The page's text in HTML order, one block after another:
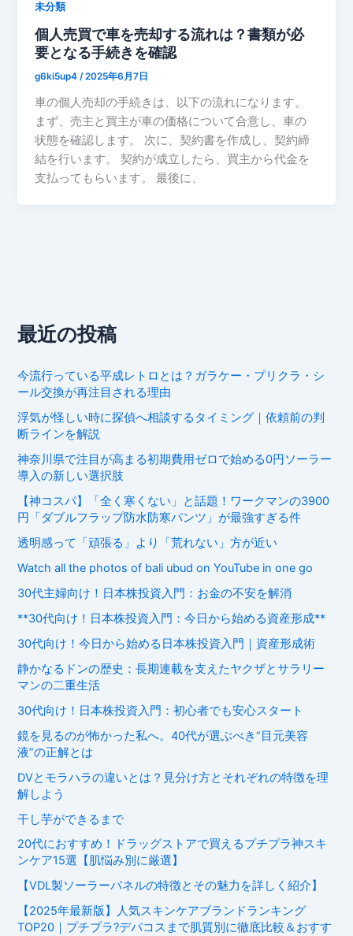
未分類
個人売買で車を売却する流れは？書類が必
要となる手続きを確認
g6ki5up4/2025年6月7日
車の個人売却の手続きは、以下の流れになります。
まず、売主と買主が車の価格について合意し、車の
状態を確認します。 次に、契約書を作成し、契約締
結を行います。 契約が成立したら、買主から代金を
支払ってもらいます。 最後に、
最近の投稿
今流行っている平成レトロとは？ガラケー・プリクラ・シ
ール交換が再注目される理由
浮気が怪しい時に探偵へ相談するタイミング｜依頼前の判
断ラインを解説
神奈川県で注目が高まる初期費用ゼロで始める0円ソーラー
導入の新しい選択肢
【神コスパ】「全く寒くない」と話題！ワークマンの3900
円「ダブルフラップ防水防寒パンツ」が最強すぎる件
透明感って「頑張る」より「荒れない」方が近い
Watch all the photos of bali ubud on YouTube in one go
30代主婦向け！日本株投資入門：お金の不安を解消
**30代向け！日本株投資入門：今日から始める資産形成**
30代向け！今日から始める日本株投資入門｜資産形成術
静かなるドンの歴史：長期連載を支えたヤクザとサラリー
マンの二重生活
30代向け！日本株投資入門：初心者でも安心スタート
鏡を見るのが怖かった私へ。40代が選ぶべき“目元美容
液”の正解とは
DVとモラハラの違いとは？見分け方とそれぞれの特徴を理
解しよう
干し芋ができるまで
20代におすすめ！ドラッグストアで買えるプチプラ神スキ
ンケア15選【肌悩み別に厳選】
【VDL製ソーラーパネルの特徴とその魅力を詳しく紹介】
【2025年最新版】人気スキンケアブランドランキング
TOP20｜プチプラ?デパコスまで肌質別に徹底比較＆おすす